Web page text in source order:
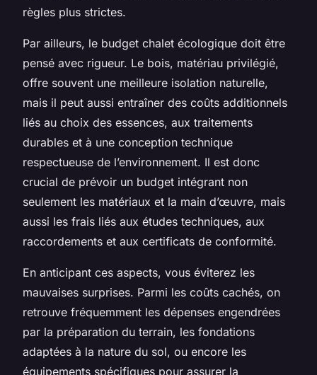
règles plus strictes.
Par ailleurs, le budget chalet écologique doit être
pensé avec rigueur. Le bois, matériau privilégié,
offre souvent une meilleure isolation naturelle,
mais il peut aussi entraîner des coûts additionnels
liés au choix des essences, aux traitements
durables et à une conception technique
respectueuse de l’environnement. Il est donc
crucial de prévoir un budget intégrant non
seulement les matériaux et la main d’œuvre, mais
aussi les frais liés aux études techniques, aux
raccordements et aux certificats de conformité.
En anticipant ces aspects, vous éviterez les
mauvaises surprises. Parmi les coûts cachés, on
retrouve fréquemment les dépenses engendrées
par la préparation du terrain, les fondations
adaptées à la nature du sol, ou encore les
équipements spécifiques pour assurer la